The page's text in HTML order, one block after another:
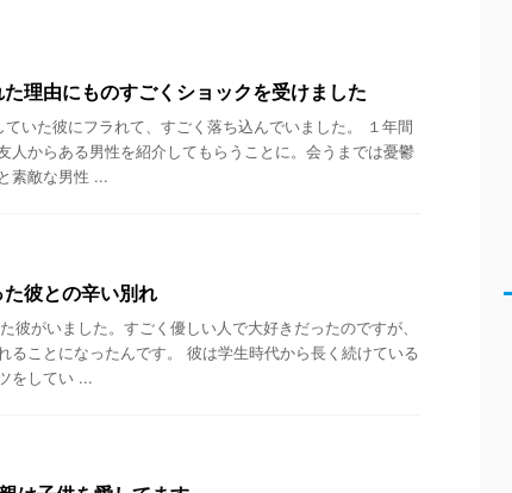
理由にものすごくショックを受けました
いた彼にフラれて、すごく落ち込んでいました。 １年間
人からある男性を紹介してもらうことに。会うまでは憂鬱
素敵な男性 ...
彼との辛い別れ
彼がいました。すごく優しい人で大好きだったのですが、
ることになったんです。 彼は学生時代から長く続けている
をしてい ...